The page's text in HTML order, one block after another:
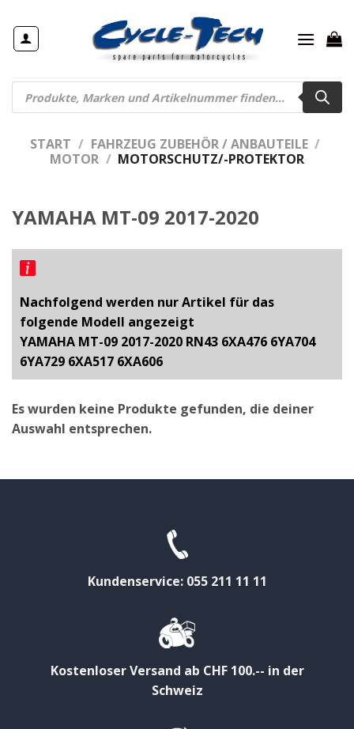
Inhalt
springen
Products
search
START / FAHRZEUG ZUBEHÖR / ANBAUTEILE /
MOTOR / MOTORSCHUTZ/-PROTEKTOR
YAMAHA MT-09 2017-2020
Nachfolgend werden nur Artikel für das
folgende Modell angezeigt
YAMAHA MT-09 2017-2020 RN43 6XA476 6YA704
6YA729 6XA517 6XA606
Es wurden keine Produkte gefunden, die deiner
Auswahl entsprechen.
Kundenservice: 055 211 11 11
Kostenloser Versand ab CHF 100.-- in der
Schweiz